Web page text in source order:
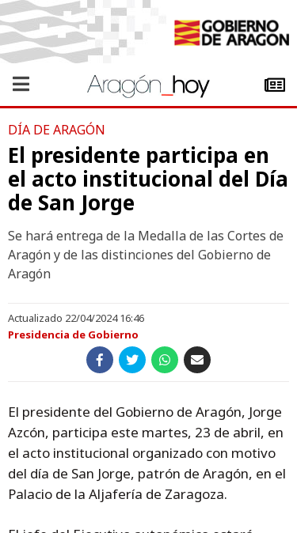
DÍA DE ARAGÓN
El presidente participa en
el acto institucional del Día
de San Jorge
Se hará entrega de la Medalla de las Cortes de
Aragón y de las distinciones del Gobierno de
Aragón
Actualizado 22/04/2024 16:46
Presidencia de Gobierno
El presidente del Gobierno de Aragón, Jorge
Azcón, participa este martes, 23 de abril, en
el acto institucional organizado con motivo
del día de San Jorge, patrón de Aragón, en el
Palacio de la Aljafería de Zaragoza.